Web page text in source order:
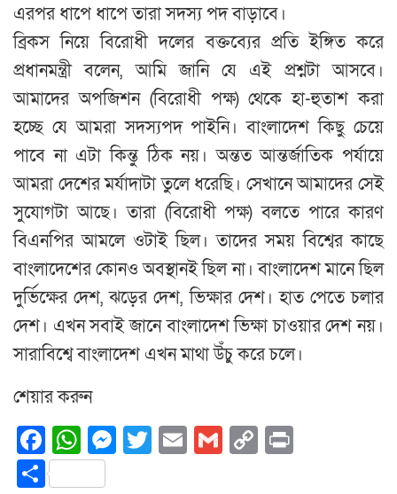
এরপর ধাপে ধাপে তারা সদস্য পদ বাড়াবে।
ব্রিকস নিয়ে বিরোধী দলের বক্তব্যের প্রতি ইঙ্গিত করে
প্রধানমন্ত্রী বলেন, আমি জানি যে এই প্রশ্নটা আসবে।
আমাদের অপজিশন (বিরোধী পক্ষ) থেকে হা-হুতাশ করা
হচ্ছে যে আমরা সদস্যপদ পাইনি। বাংলাদেশ কিছু চেয়ে
পাবে না এটা কিন্তু ঠিক নয়। অন্তত আন্তর্জাতিক পর্যায়ে
আমরা দেশের মর্যাদাটা তুলে ধরেছি। সেখানে আমাদের সেই
সুযোগটা আছে। তারা (বিরোধী পক্ষ) বলতে পারে কারণ
বিএনপির আমলে ওটাই ছিল। তাদের সময় বিশ্বের কাছে
বাংলাদেশের কোনও অবস্থানই ছিল না। বাংলাদেশ মানে ছিল
দুর্ভিক্ষের দেশ, ঝড়ের দেশ, ভিক্ষার দেশ। হাত পেতে চলার
দেশ। এখন সবাই জানে বাংলাদেশ ভিক্ষা চাওয়ার দেশ নয়।
সারাবিশ্বে বাংলাদেশ এখন মাথা উঁচু করে চলে।
শেয়ার করুন
Facebook
WhatsApp
Messenger
Twitter
EmailGmail
Copy
Share